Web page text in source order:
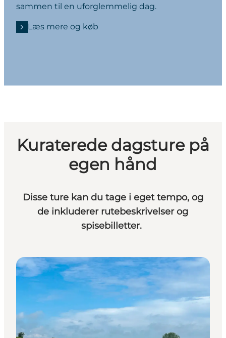
sammen til en uforglemmelig dag.
Læs mere og køb
Kuraterede dagsture på
egen hånd
Disse ture kan du tage i eget tempo, og
de inkluderer rutebeskrivelser og
spisebilletter.